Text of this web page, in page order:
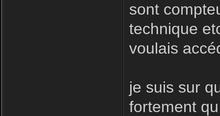
sont
technique
voulais
je suis sur
fortement